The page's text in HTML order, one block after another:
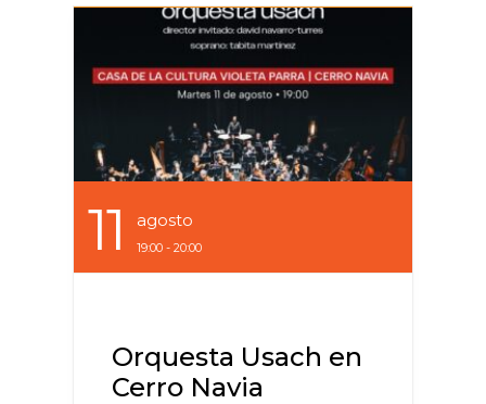
11 Agosto
19:00 - 20:00
Orquesta Usach en
Cerro Navia